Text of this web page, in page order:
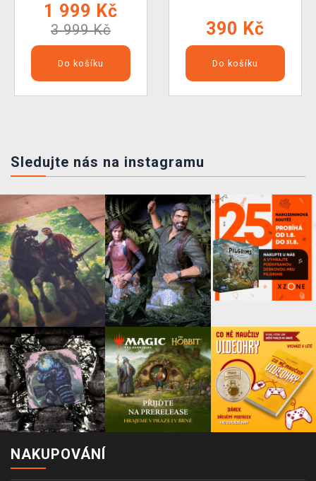
1 999 Kč
3 999 Kč
Do košíku
390 Kč
Do košíku
Sledujte nás na instagramu
NAKUPOVÁNÍ